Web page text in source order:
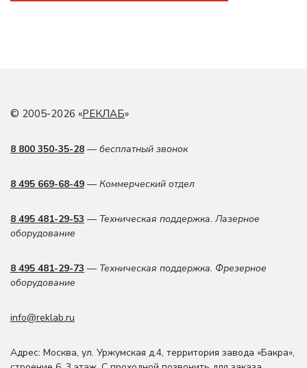
© 2005-2026 «РЕКЛАБ»
8 800 350-35-28 — бесплатный звонок
8 495 669-68-49 — Коммерческий отдел
8 495 481-29-53 — Техническая поддержка. Лазерное
оборудование
8 495 481-29-73 — Техническая поддержка. Фрезерное
оборудование
info@reklab.ru
Адрес: Москва, ул. Уржумская д.4, территория завода «Бакра»,